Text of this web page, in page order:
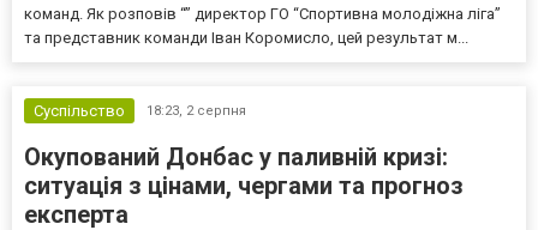
команд. Як розповів “” директор ГО “Спортивна молодіжна ліга”
та представник команди Іван Коромисло, цей результат м...
Суспільство 18:23, 2 серпня
Окупований Донбас у паливній кризі:
ситуація з цінами, чергами та прогноз
експерта